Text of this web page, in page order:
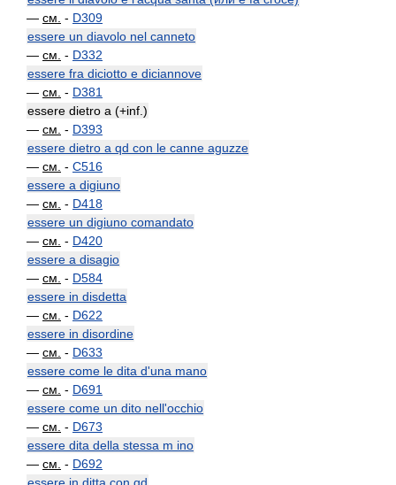
— см. - D309
essere un diavolo nel canneto
— см. - D332
essere fra diciotto e diciannove
— см. - D381
essere dietro a (+inf.)
— см. - D393
essere dietro a qd con le canne aguzze
— см. - C516
essere a digiuno
— см. - D418
essere un digiuno comandato
— см. - D420
essere a disagio
— см. - D584
essere in disdetta
— см. - D622
essere in disordine
— см. - D633
essere come le dita d'una mano
— см. - D691
essere come un dito nell'occhio
— см. - D673
essere dita della stessa m ino
— см. - D692